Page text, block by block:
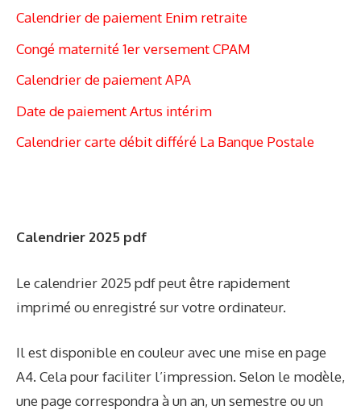
Calendrier de paiement Enim retraite
Congé maternité 1er versement CPAM
Calendrier de paiement APA
Date de paiement Artus intérim
Calendrier carte débit différé La Banque Postale
Calendrier 2025 pdf
Le calendrier 2025 pdf peut être rapidement
imprimé ou enregistré sur votre ordinateur.
Il est disponible en couleur avec une mise en page
A4. Cela pour faciliter l’impression. Selon le modèle,
une page correspondra à un an, un semestre ou un